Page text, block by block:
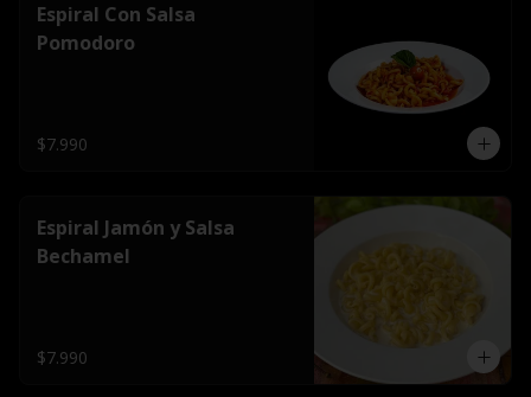
Espiral Con Salsa
Pomodoro
$7.990
Espiral Jamón y Salsa
Bechamel
$7.990